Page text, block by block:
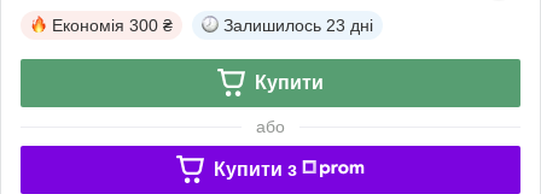
Економія 300 ₴ Залишилось 23 дні
Купити
або
Купити з